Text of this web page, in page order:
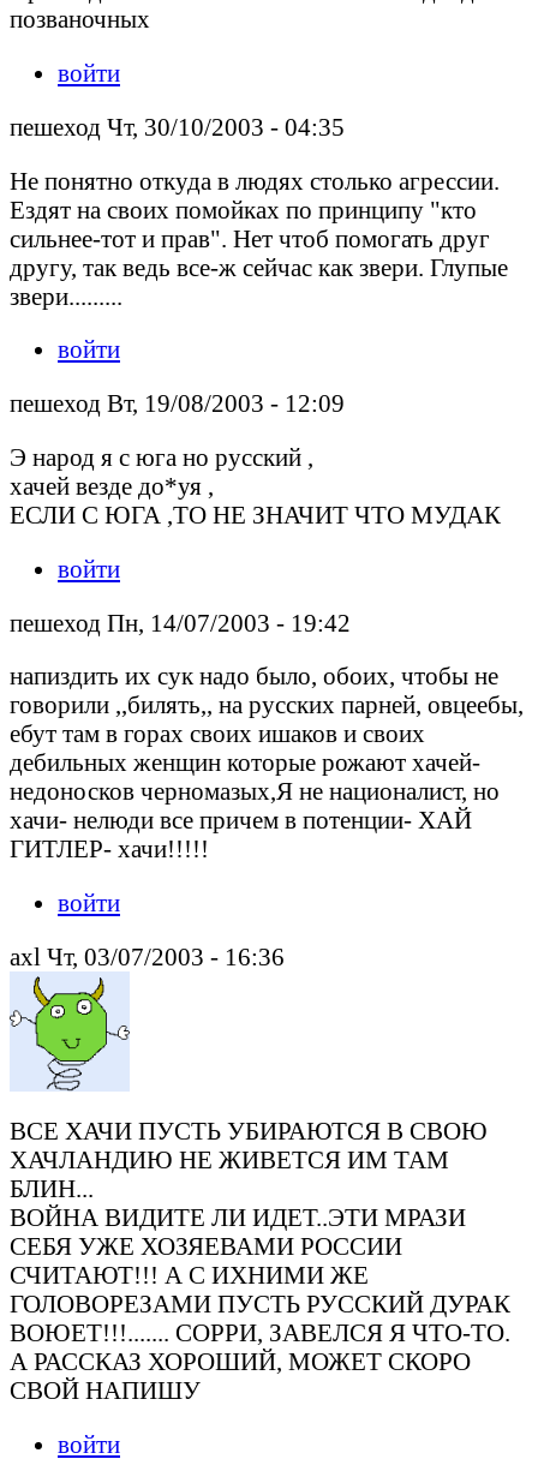
позваночных
войти
пешеход Чт, 30/10/2003 - 04:35
Не понятно откуда в людях столько агрессии.
Ездят на своих помойках по принципу "кто
сильнее-тот и прав". Нет чтоб помогать друг
другу, так ведь все-ж сейчас как звери. Глупые
звери.........
войти
пешеход Вт, 19/08/2003 - 12:09
Э народ я с юга но русский ,
хачей везде до*уя ,
ЕСЛИ С ЮГА ,ТО НЕ ЗНАЧИТ ЧТО МУДАК
войти
пешеход Пн, 14/07/2003 - 19:42
напиздить их сук надо было, обоих, чтобы не
говорили ,,билять,, на русских парней, овцеебы,
ебут там в горах своих ишаков и своих
дебильных женщин которые рожают хачей-
недоносков черномазых,Я не националист, но
хачи- нелюди все причем в потенции- ХАЙ
ГИТЛЕР- хачи!!!!!
войти
axl Чт, 03/07/2003 - 16:36
ВСЕ ХАЧИ ПУСТЬ УБИРАЮТСЯ В СВОЮ
ХАЧЛАНДИЮ НЕ ЖИВЕТСЯ ИМ ТАМ
БЛИН...
ВОЙНА ВИДИТЕ ЛИ ИДЕТ..ЭТИ МРАЗИ
СЕБЯ УЖЕ ХОЗЯЕВАМИ РОССИИ
СЧИТАЮТ!!! А С ИХНИМИ ЖЕ
ГОЛОВОРЕЗАМИ ПУСТЬ РУССКИЙ ДУРАК
ВОЮЕТ!!!....... СОРРИ, ЗАВЕЛСЯ Я ЧТО-ТО.
А РАССКАЗ ХОРОШИЙ, МОЖЕТ СКОРО
СВОЙ НАПИШУ
войти